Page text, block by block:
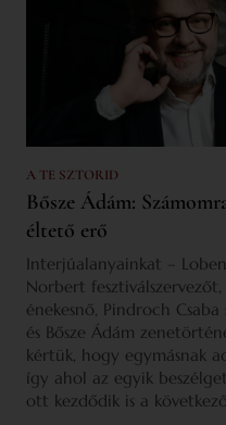
A TE SZTORID
Bősze Ádám:
éltető erő
Interjúalanyainkat –
Norbert fesztiválszervezőt,
énekesnő, Pindroch Csaba
és Bősze Ádám
kértük, hogy egymásnak
így ahol az egyik
ott kezdődik is a következő.